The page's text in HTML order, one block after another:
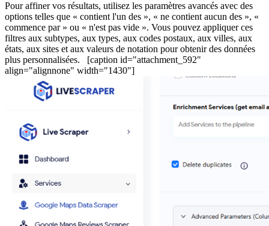
Pour affiner vos résultats, utilisez les paramètres avancés avec des
options telles que « contient l'un des », « ne contient aucun des », «
commence par » ou « n'est pas vide ». Vous pouvez appliquer ces
filtres aux subtypes, aux types, aux codes postaux, aux villes, aux
états, aux sites et aux valeurs de notation pour obtenir des données
plus personnalisées. [caption id="attachment_592"
align="alignnone" width="1430"]